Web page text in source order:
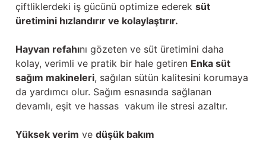
çiftliklerdeki iş gücünü optimize ederek süt
üretimini hızlandırır ve kolaylaştırır.
Hayvan refahını gözeten ve süt üretimini daha
kolay, verimli ve pratik bir hale getiren Enka süt
sağım makineleri, sağılan sütün kalitesini korumaya
da yardımcı olur. Sağım esnasında sağlanan
devamlı, eşit ve hassas vakum ile stresi azaltır.
Yüksek verim ve düşük bakım